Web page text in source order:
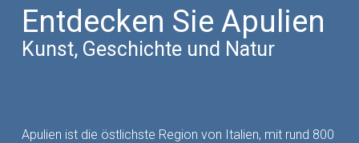
Entdecken Sie Apulien
Kunst, Geschichte und Natur
Apulien ist die östlichste Region von Italien, mit rund 800